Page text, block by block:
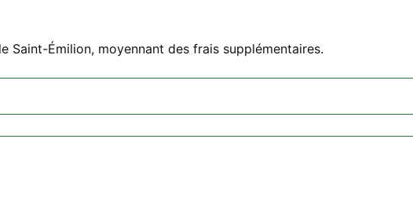
Saint-Émilion, moyennant des frais supplémentaires.